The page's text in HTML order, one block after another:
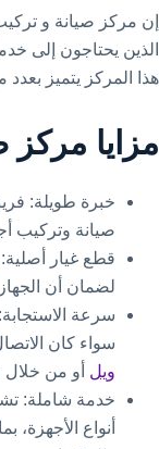
إن مركز صيانة و
الذين يحتاجون إلى
هذا المركز يتميز بعدد
مزايا مركز
خبرة طويلة:
صيانة وتركيب
قطع غيار أصلية:
لضمان أن
سرعة
سواء كان
ويل أو من خلال
خدمة شاملة:
أنواع الأجهزة،